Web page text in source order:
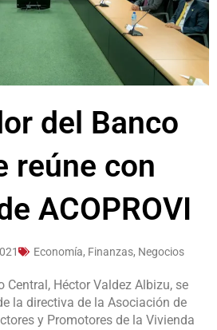
del Banco
reúne con
ACOPROVI
Economía, Finanzas, Negocios
Central, Héctor Valdez Albizu, se
la directiva de la Asociación de
y Promotores de la Vivienda